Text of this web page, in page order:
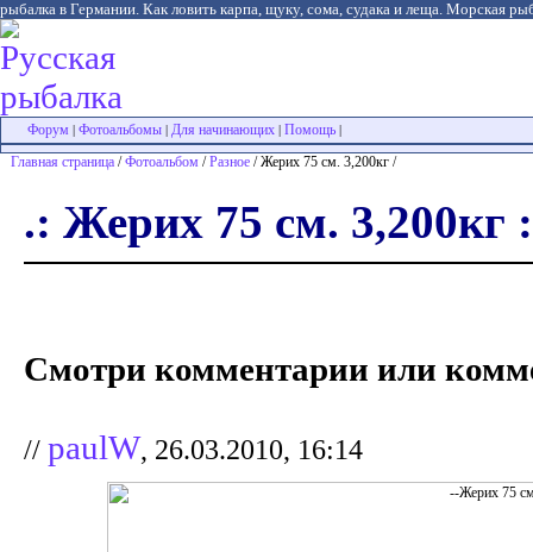
рыбалка в Германии. Как ловить карпа, щуку, сома, судака и леща. Морская
Форум Фотоальбомы Для начинающих Помощь
Главная страница /Фотоальбом /Разное / Жерих 75 см. 3,200кг /
.: Жерих 75 см. 3,200кг
Смотри комментарии или
// paulW, 26.03.2010, 16:14